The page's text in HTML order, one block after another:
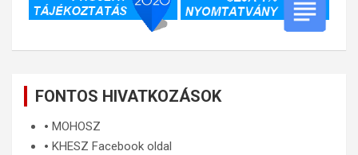
FONTOS HIVATKOZÁSOK
🞄 MOHOSZ
🞄 KHESZ Facebook oldal